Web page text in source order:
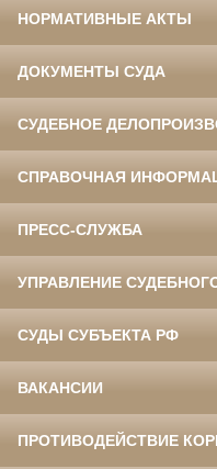
НОРМАТИВНЫЕ АКТЫ
ДОКУМЕНТЫ СУДА
СУДЕБНОЕ
СПРАВОЧНАЯ
ПРЕСС-СЛУЖБА
УПРАВЛЕНИЕ
СУДЫ СУБЪЕКТА РФ
ВАКАНСИИ
ПРОТИВОДЕЙСТВИЕ